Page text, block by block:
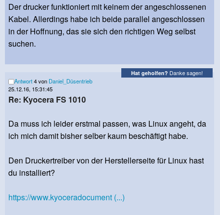
Der drucker funktioniert mit keinem der angeschlossenen
Kabel. Allerdings habe ich beide parallel angeschlossen
in der Hoffnung, das sie sich den richtigen Weg selbst
suchen.
Hat geholfen? Danke sagen!
Antwort4 von Daniel_Düsentrieb
25.12.16, 15:31:45
Re: Kyocera FS 1010
Da muss ich leider erstmal passen, was Linux angeht, da
ich mich damit bisher selber kaum beschäftigt habe.
Den Druckertreiber von der Herstellerseite für Linux hast
du installiert?
https://www.kyoceradocument (...)